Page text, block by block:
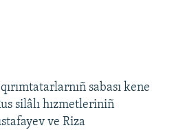
sabası kene
silâlı hızmetleriniñ
ve Riza